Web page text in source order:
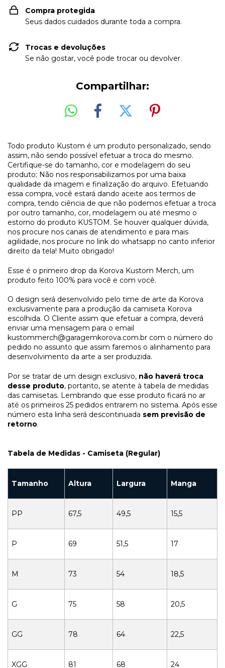
Compra protegida
Seus dados cuidados durante toda a compra.
Trocas e devoluções
Se não gostar, você pode trocar ou devolver.
Compartilhar:
Todo produto Kustom é um produto personalizado, sendo
assim, não sendo possível efetuar a troca do mesmo.
Certifique-se do tamanho, cor e modelagem do seu
produto; Não nos responsabilizamos por uma baixa
qualidade da imagem e finalização do arquivo. Efetuando
essa compra, você estará dando aceite aos termos de
compra, tendo ciência de que não podemos efetuar a troca
por outro tamanho, cor, modelagem ou até mesmo o
estorno do produto KUSTOM. Se houver qualquer dúvida,
nos procure nos canais de atendimento e para mais
agilidade, nos procure no link do whatsapp no canto inferior
direito da tela! Muito obrigado!
Esse é o primeiro drop da Korova Kustom Merch, um
produto feito 100% para você e com você.
O design será desenvolvido pelo time de arte da Korova
exclusivamente para a produção da camiseta Korova
escolhida. O Cliente assim que efetuar a compra, deverá
enviar uma mensagem para o email
kustommerch@garagemkorova.com.br com o número do
pedido no assunto que assim faremos o alinhamento para
desenvolvimento da arte a ser produzida.
Por se tratar de um design exclusivo, não haverá troca
desse produto, portanto, se atente à tabela de medidas
das camisetas. Lembrando que esse produto ficará no ar
até os primeiros 25 pedidos entrarem no sistema. Após esse
número esta linha será descontinuada sem previsão de
retorno.
Tabela de Medidas - Camiseta (Regular)
Tamanho Altura Largura Manga
PP 67,5 49,5 15,5
P 69 51,5 17
M 73 54 18,5
G 75 58 20,5
GG 78 64 22,5
XGG 81 68 24